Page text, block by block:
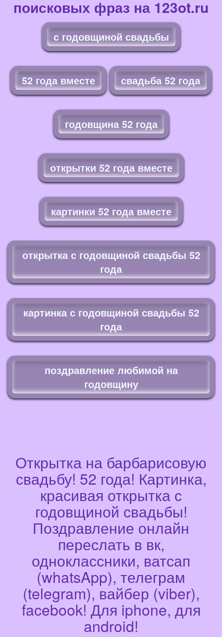
поисковых фраз на 123ot.ru
с годовщиной свадьбы
52 года вместе свадьба 52 года
годовщина 52 года
открытки 52 года вместе
картинки 52 года вместе
открытка с годовщиной свадьбы 52
года
картинка с годовщиной свадьбы 52
года
поздравление любимой на
годовщину
Открытка на барбарисовую
свадьбу! 52 года! Картинка,
красивая открытка с
годовщиной свадьбы!
Поздравление онлайн
переслать в вк,
одноклассники, ватсап
(whatsApp), телеграм
(telegram), вайбер (viber),
facebook! Для iphone, для
android!